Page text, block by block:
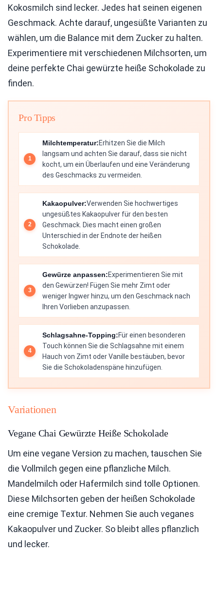
Kokosmilch sind lecker. Jedes hat seinen eigenen
Geschmack. Achte darauf, ungesüßte Varianten zu
wählen, um die Balance mit dem Zucker zu halten.
Experimentiere mit verschiedenen Milchsorten, um
deine perfekte Chai gewürzte heiße Schokolade zu
finden.
Pro Tipps
Milchtemperatur:Erhitzen Sie die Milch
langsam und achten Sie darauf, dass sie nicht
kocht, um ein Überlaufen und eine Veränderung
des Geschmacks zu vermeiden.
Kakaopulver:Verwenden Sie hochwertiges
ungesüßtes Kakaopulver für den besten
Geschmack. Dies macht einen großen
Unterschied in der Endnote der heißen
Schokolade.
Gewürze anpassen:Experimentieren Sie mit
den Gewürzen! Fügen Sie mehr Zimt oder
weniger Ingwer hinzu, um den Geschmack nach
Ihren Vorlieben anzupassen.
Schlagsahne-Topping:Für einen besonderen
Touch können Sie die Schlagsahne mit einem
Hauch von Zimt oder Vanille bestäuben, bevor
Sie die Schokoladenspäne hinzufügen.
Variationen
Vegane Chai Gewürzte Heiße Schokolade
Um eine vegane Version zu machen, tauschen Sie
die Vollmilch gegen eine pflanzliche Milch.
Mandelmilch oder Hafermilch sind tolle Optionen.
Diese Milchsorten geben der heißen Schokolade
eine cremige Textur. Nehmen Sie auch veganes
Kakaopulver und Zucker. So bleibt alles pflanzlich
und lecker.